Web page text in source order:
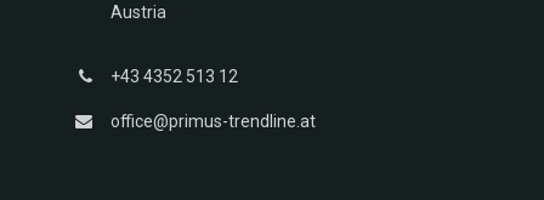
Austria
+43 4352 513 12
office@primus-trendline.at